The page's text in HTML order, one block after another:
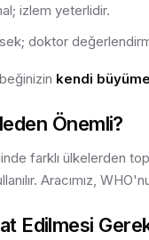
izlem yeterlidir.
doktor
kendi
Önemli?
farklı ülkelerden
Aracımız,
Edilmesi